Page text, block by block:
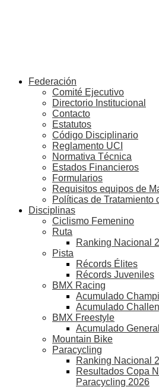
Federación
Comité Ejecutivo
Directorio Institucional
Contacto
Estatutos
Código Disciplinario
Reglamento UCI
Normativa Técnica
Estados Financieros
Formularios
Requisitos equipos de
Políticas de Tratamiento
Disciplinas
Ciclismo Femenino
Ruta
Ranking Nacional
Pista
Récords Élites
Récords Juveniles
BMX Racing
Acumulado
Acumulado
BMX Freestyle
Acumulado
Mountain Bike
Paracycling
Ranking Nacional
Resultados Copa
Paracycling 2026